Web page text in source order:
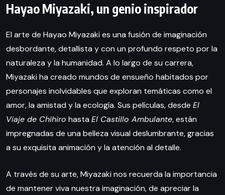
Hayao Miyazaki, un genio inspirador
El arte de Hayao Miyazaki es una fusión de imaginación
desbordante, detallista y con un profundo respeto por la
naturaleza y la humanidad. A lo largo de su carrera,
Miyazaki ha creado mundos de ensueño habitados por
personajes inolvidables que exploran temáticas como el
amor, la amistad y la ecología. Sus películas, desde El
Viaje de Chihiro hasta El Castillo Ambulante, están
impregnadas de una belleza visual deslumbrante, gracias
a su exquisita animación y la atención al detalle.
A través de su arte, Miyazaki nos recuerda la importancia
de mantener viva nuestra imaginación, de apreciar la